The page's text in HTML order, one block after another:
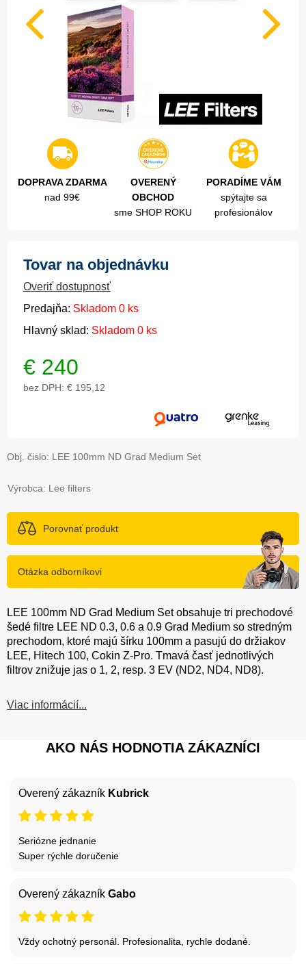
DOPRAVA ZDARMA
nad 99€
OVERENÝ
OBCHOD
sme SHOP ROKU
PORADÍME VÁM
spýtajte sa
profesionálov
Tovar na objednávku
Overiť dostupnosť
Predajňa: Skladom 0 ks
Hlavný sklad: Skladom 0 ks
€ 240
bez DPH: € 195,12
Obj. čislo: LEE 100mm ND Grad Medium Set
Výrobca: Lee filters
Porovnať produkt
Otázka odborníkovi
LEE 100mm ND Grad Medium Set obsahuje tri prechodové
šedé filtre LEE ND 0.3, 0.6 a 0.9 Grad Medium so stredným
prechodom, ktoré majú šírku 100mm a pasujú do držiakov
LEE, Hitech 100, Cokin Z-Pro. Tmavá časť jednotlivých
filtrov znižuje jas o 1, 2, resp. 3 EV (ND2, ND4, ND8).
Viac informácií...
AKO NÁS HODNOTIA ZÁKAZNÍCI
Overený zákazník Kubrick
Seriózne jednanie
Super rýchle doručenie
Overený zákazník Gabo
Vždy ochotný personál. Profesionalita, rychle dodané.